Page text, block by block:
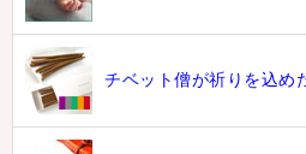
チベット僧が祈りを込め